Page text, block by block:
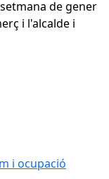
de gener
i l'alcalde i
i ocupació